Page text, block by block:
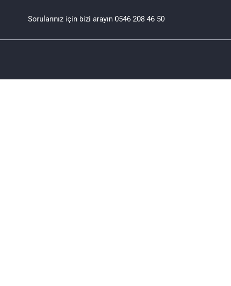
Sorularınız için bizi arayın 0546 208 46 50